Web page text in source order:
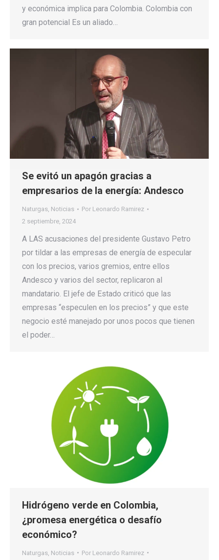
y económica implica para Colombia. Colombia con
gran potencial Es un aliado…
Se evitó un apagón gracias a
empresarios de la energía: Andesco
Naturgas, Noticias Por Leonardo Ramirez
2 septiembre, 2024
A LAS acusaciones del presidente Gustavo Petro
por tildar a las empresas de energía de especular
con los precios, varios gremios, entre ellos
Andesco y varios del sector, replicaron al
mandatario. El jefe de Estado criticó que las
empresas “especulen en los precios” y que este
negocio esté manejado por unos pocos que tienen
el poder…
Hidrógeno verde en Colombia,
¿promesa energética o desafío
económico?
Naturgas Noticias Por Leonardo Ramirez